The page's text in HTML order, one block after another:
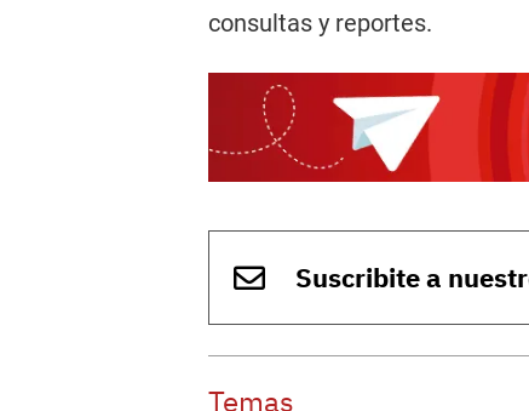
consultas y reportes.
Suscribite a
Temas